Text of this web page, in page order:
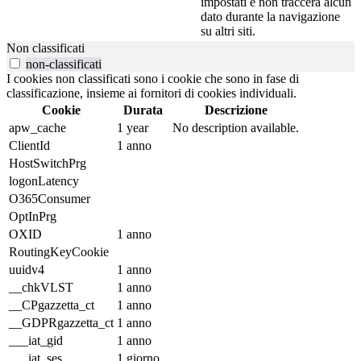
dato durante la navigazione
su altri siti.
Non classificati
non-classificati
I cookies non classificati sono i cookie che sono in fase di
classificazione, insieme ai fornitori di cookies individuali.
Cookie
Durata
Descrizione
apw_cache
1 year
No description available.
ClientId
1 anno
HostSwitchPrg
logonLatency
O365Consumer
OptInPrg
OXID
1 anno
RoutingKeyCookie
uuidv4
1 anno
__chkVLST
1 anno
__CPgazzetta_ct
1 anno
__GDPRgazzetta_ct 1 anno
___iat_gid
1 anno
___iat_ses
1 giorno